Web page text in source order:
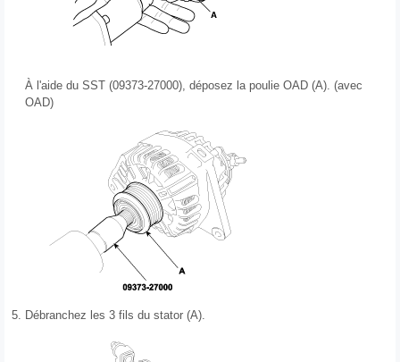
À l'aide du SST (09373-27000), déposez la poulie OAD (A). (avec
OAD)
5. Débranchez les 3 fils du stator (A).